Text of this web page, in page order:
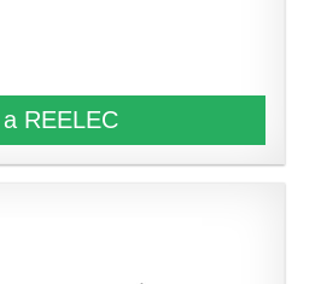
REELEC